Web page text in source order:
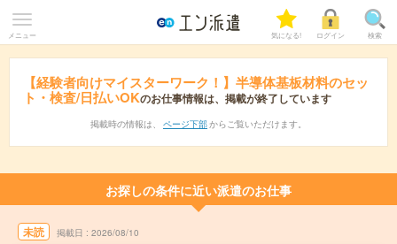
メニュー 気になる! ログイン 検索
【経験者向けマイスターワーク！】半導体基板材料のセッ
ト・検査/日払いOKのお仕事情報は、掲載が終了しています
掲載時の情報は、 ページ下部 からご覧いただけます。
お探しの条件に近い派遣のお仕事
未読 掲載日 2026/08/10